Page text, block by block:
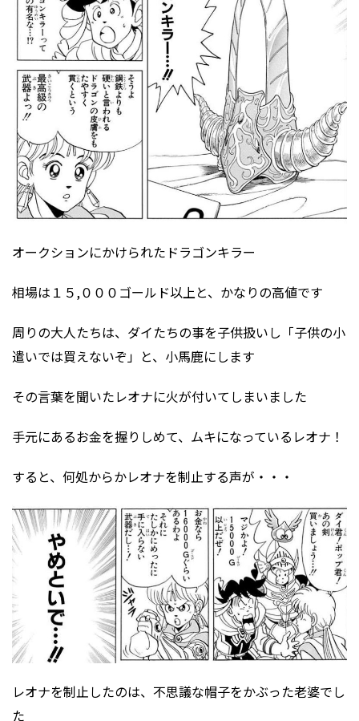
オークションにかけられたドラゴンキラー
相場は１５,０００ゴールド以上と、かなりの高値です
周りの大人たちは、ダイたちの事を子供扱いし「子供の小
遣いでは買えないぞ」と、小馬鹿にします
その言葉を聞いたレオナに火が付いてしまいました
手元にあるお金を握りしめて、ムキになっているレオナ！
すると、何処からかレオナを制止する声が・・・
レオナを制止したのは、不思議な帽子をかぶった老婆でし
た